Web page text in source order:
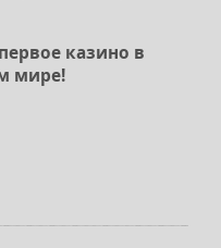
казино в
мире!